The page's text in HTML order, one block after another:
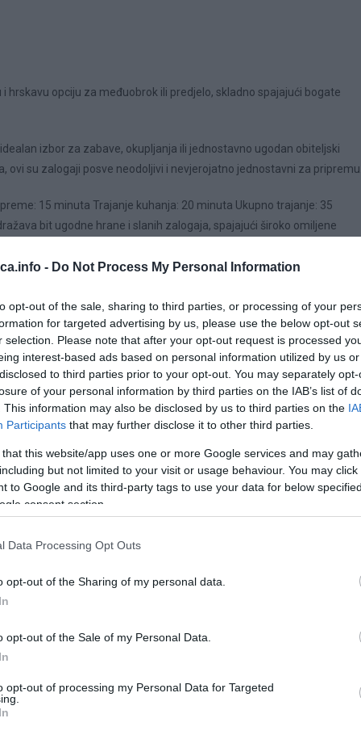
- Do Not Process My Personal Information
opt-out of the sale, sharing to third parties, or processing of your
for targeted advertising by us, please use the below opt-out
selection. Please note that after your opt-out request is processed
interest-based ads based on personal information utilized by us
to third parties prior to your opt-out. You may separately
of your personal information by third parties on the IAB’s list of
This information may also be disclosed by us to third parties on the
Participants that may further disclose it to other third parties.
that this website/app uses one or more Google services and may
but not limited to your visit or usage behaviour. You may
to Google and its third-party tags to use your data for below
consent section.
Data Processing Opt Outs
opt-out of the Sharing of my personal data.
opt-out of the Sale of my Personal Data.
opt-out of processing my Personal Data for Targeted
hrskavu opciju za međuobrok ili predjelo, skladno spajajući bogate
izbor za zabave, okupljanja ili jednostavno ugodan obiteljski
ovi su zalogaji posve neodoljivi i nevjerojatno jednostavni za
15 minuta Trajanje kuhanja: 20 minuta Ukupno trajanje: 35
bit ugodne hrane i slanih zalogaja, spajajući široko omiljene
i zapadne kulinarske tradicije, gdje izdašna i ukusna jela često
krumpira oguljena i naribana; dvije male tikvice, naribane; pola
četvrtina šalice krušnih mrvica; jedno tučeno jaje; dva češnja
jedna žlica svježe nasjeckanog kopra (po želji); pola žličice soli (ili po
Slijede detaljne upute za kuhanje.